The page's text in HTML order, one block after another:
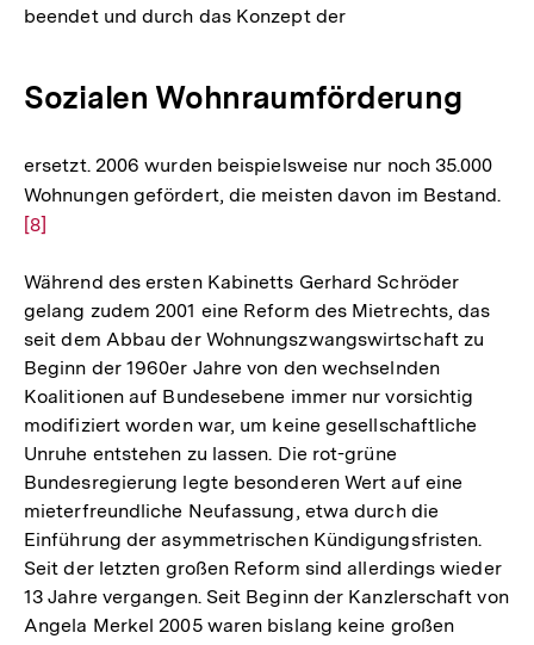
beendet und durch das Konzept der
Sozialen Wohnraumförderung
ersetzt. 2006 wurden beispielsweise nur noch 35.000
Wohnungen gefördert, die meisten davon im Bestand.
[8]
Während des ersten Kabinetts Gerhard Schröder
gelang zudem 2001 eine Reform des Mietrechts, das
seit dem Abbau der Wohnungszwangswirtschaft zu
Beginn der 1960er Jahre von den wechselnden
Koalitionen auf Bundesebene immer nur vorsichtig
modifiziert worden war, um keine gesellschaftliche
Unruhe entstehen zu lassen. Die rot-grüne
Bundesregierung legte besonderen Wert auf eine
mieterfreundliche Neufassung, etwa durch die
Einführung der asymmetrischen Kündigungsfristen.
Seit der letzten großen Reform sind allerdings wieder
13 Jahre vergangen. Seit Beginn der Kanzlerschaft von
Angela Merkel 2005 waren bislang keine großen